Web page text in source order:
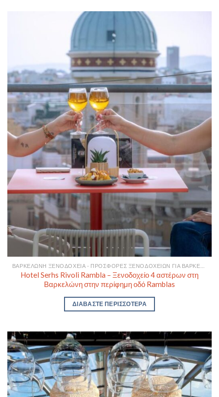
Hotel Serhs Rivoli Rambla – Ξενοδοχείο 4 αστέρων στη
Βαρκελώνη στην περίφημη οδό Ramblas
ΔΙΑΒΆΣΤΕ ΠΕΡΙΣΣΌΤΕΡΑ